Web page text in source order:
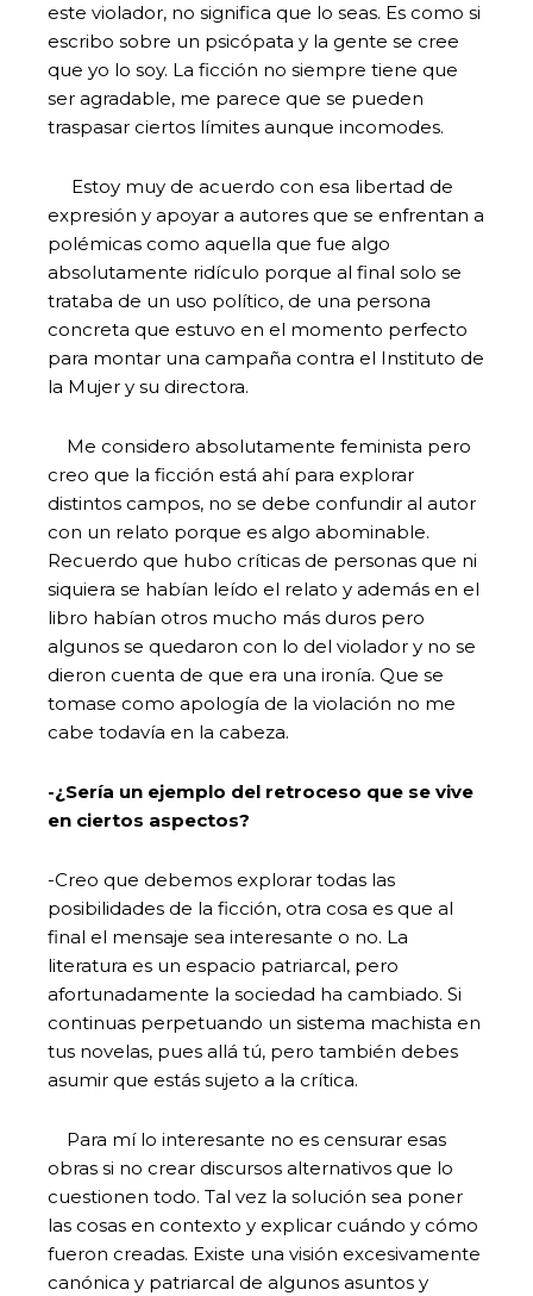
este violador, no significa que lo seas. Es como si
escribo sobre un psicópata y la gente se cree
que yo lo soy. La ficción no siempre tiene que
ser agradable, me parece que se pueden
traspasar ciertos límites aunque incomodes.
Estoy muy de acuerdo con esa libertad de
expresión y apoyar a autores que se enfrentan a
polémicas como aquella que fue algo
absolutamente ridículo porque al final solo se
trataba de un uso político, de una persona
concreta que estuvo en el momento perfecto
para montar una campaña contra el Instituto de
la Mujer y su directora.
Me considero absolutamente feminista pero
creo que la ficción está ahí para explorar
distintos campos, no se debe confundir al autor
con un relato porque es algo abominable.
Recuerdo que hubo críticas de personas que ni
siquiera se habían leído el relato y además en el
libro habían otros mucho más duros pero
algunos se quedaron con lo del violador y no se
dieron cuenta de que era una ironía. Que se
tomase como apología de la violación no me
cabe todavía en la cabeza.
-¿Sería un ejemplo del retroceso que se vive
en ciertos aspectos?
-Creo que debemos explorar todas las
posibilidades de la ficción, otra cosa es que al
final el mensaje sea interesante o no. La
literatura es un espacio patriarcal, pero
afortunadamente la sociedad ha cambiado. Si
continuas perpetuando un sistema machista en
tus novelas, pues allá tú, pero también debes
asumir que estás sujeto a la crítica.
Para mí lo interesante no es censurar esas
obras si no crear discursos alternativos que lo
cuestionen todo. Tal vez la solución sea poner
las cosas en contexto y explicar cuándo y cómo
fueron creadas. Existe una visión excesivamente
canónica y patriarcal de algunos asuntos y